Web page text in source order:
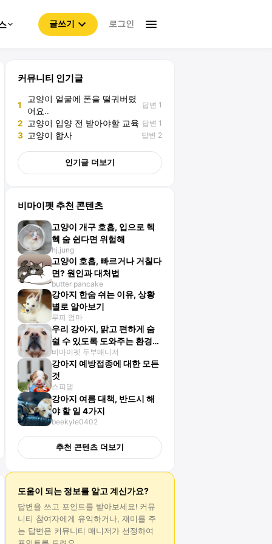
글쓰기 로그인
커뮤니티 인기글
1
고양이 얼굴에 폰을 떨궈버렸
어요..
답변 1
2 고양이 입양 전 받아야할 교육 답변 1
3 고양이 합사 답변 2
인기글 더보기
비마이펫 추천 콘텐츠
고양이 개구 호흡, 입으로 헥
헥 숨 쉰다면 위험해
hj.jung
고양이 호흡, 빠르거나 거칠다
면? 원인과 대처법
butter pancake
강아지 한숨 쉬는 이유, 상황
별로 알아보기
루피 엄마
우리 강아지, 맑고 편하게 숨
쉴 수 있도록 도와주는 환경
관리법
비마이펫 두부매니저
강아지 예방접종에 대한 모든
것
스피댇
강아지 여름 대책, 반드시 해
야 할 일 4가지
beekyle0402
추천 콘텐츠 더보기
도움이 되는 정보를 알고 계신가요?
답변 을 쓰고 포인트를 받아보세요! 커뮤
니티 참여자에게 유익하거나, 재미를 주
는 답변 은 커뮤니티 매니저가 선정하여